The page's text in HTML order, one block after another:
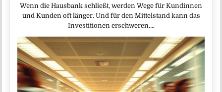
Wenn die Hausbank schließt, werden Wege für Kundinnen
und Kunden oft länger. Und für den Mittelstand kann das
Investitionen erschweren….